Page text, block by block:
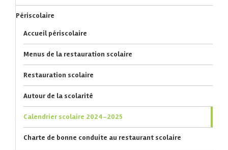
Périscolaire
Accueil périscolaire
Menus de la restauration scolaire
Restauration scolaire
Autour de la scolarité
Calendrier scolaire 2024-2025
Charte de bonne conduite au restaurant scolaire